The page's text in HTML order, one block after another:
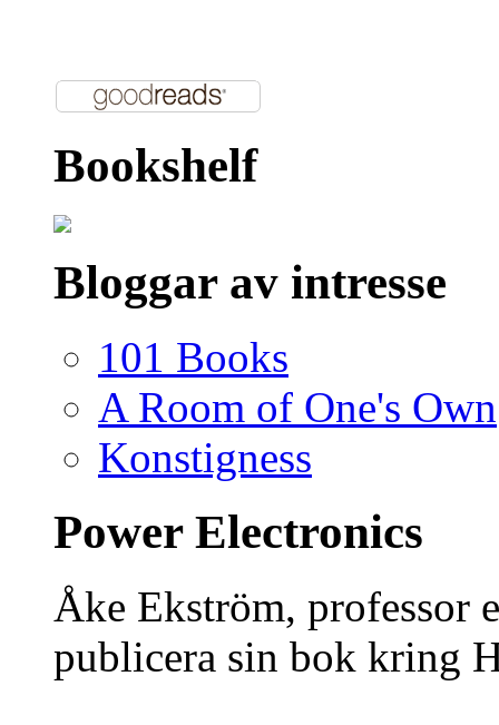
Bookshelf
Bloggar av intresse
101 Books
A Room of One's Own
Konstigness
Power Electronics
Åke Ekström, professor
publicera sin bok kring